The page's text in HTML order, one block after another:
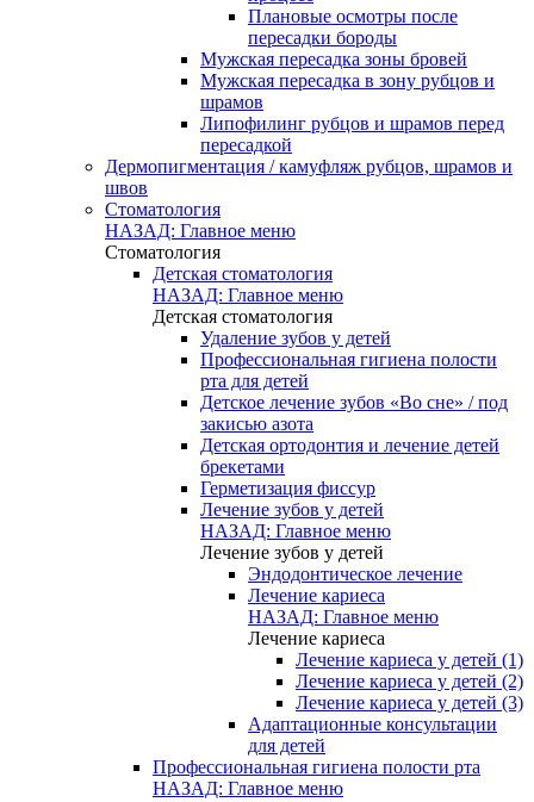
Плановые осмотры после
пересадки бороды
Мужская пересадка зоны бровей
Мужская пересадка в зону рубцов и
шрамов
Липофилинг рубцов и шрамов перед
пересадкой
Дермопигментация / камуфляж рубцов, шрамов и
швов
Стоматология
НАЗАД: Главное меню
Стоматология
Детская стоматология
НАЗАД: Главное меню
Детская стоматология
Удаление зубов у детей
Профессиональная гигиена полости
рта для детей
Детское лечение зубов «Во сне» / под
закисью азота
Детская ортодонтия и лечение детей
брекетами
Герметизация фиссур
Лечение зубов у детей
НАЗАД: Главное меню
Лечение зубов у детей
Эндодонтическое лечение
Лечение кариеса
НАЗАД: Главное меню
Лечение кариеса
Лечение кариеса у детей (1)
Лечение кариеса у детей (2)
Лечение кариеса у детей (3)
Адаптационные консультации
для детей
Профессиональная гигиена полости рта
НАЗАД: Главное меню